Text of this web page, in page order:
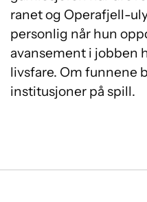
ranet og Operafjell-
personlig når hun
avansement i jobben
livsfare. Om funnene
institusjoner på spill.